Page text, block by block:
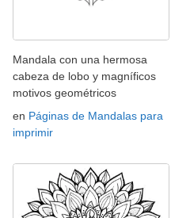
Mandala con una hermosa
cabeza de lobo y magníficos
motivos geométricos
en Páginas de Mandalas para
imprimir